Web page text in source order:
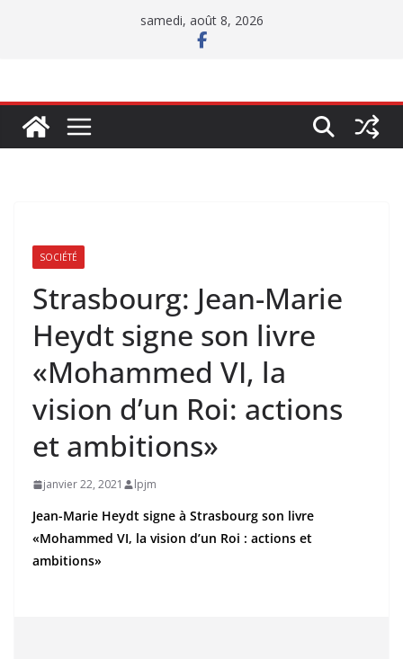
samedi, août 8, 2026
SOCIÉTÉ
Strasbourg: Jean-Marie
Heydt signe son livre
«Mohammed VI, la
vision d’un Roi: actions
et ambitions»
janvier 22, 2021 lpjm
Jean-Marie Heydt signe à Strasbourg son livre
«Mohammed VI, la vision d’un Roi : actions et
ambitions»